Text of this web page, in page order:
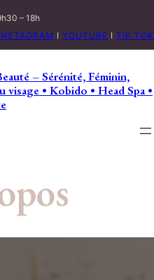
– 18h
I YOUTUBE I TIK TOK
– Sérénité, Féminin,
• Kobido • Head Spa •